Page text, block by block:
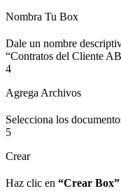
Nombra Tu Box
Dale un nombre
“Contratos del Cliente
4
Agrega Archivos
Selecciona los
5
Crear
Haz clic en “Crear Box”